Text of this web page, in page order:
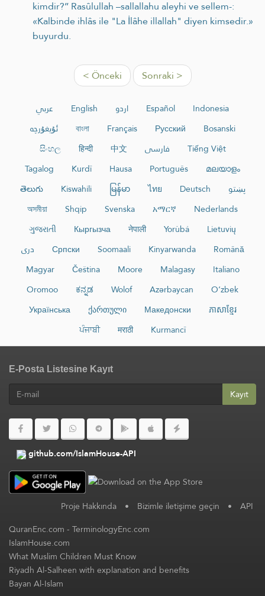
kimdir?’’ Rasûlullah –sallallahu aleyhi ve sellem-:
«Kalbinde ihlâs ile "La İlâhe illallah" diyen kimsedir.»
buyurdu.
< Önceki Sonraki >
عربي English اردو Español
Indonesia
ئۇيغۇرچە
বাংলা Français Русский
Bosanski
සිංහල
हिन्दी 中文 فارسی
Tiếng Việt
Tagalog
Kurdî Hausa Português
മലയാളം
తెలుగు
Kiswahili မြန်မာ ไทย Deutsch
پښتو
অসমীয়া
Shqip Svenska አማርኛ
Nederlands
ગુજરાતી
Кыргызча नेपाली Yorùbá
Lietuvių
دری
Српски Soomaali Kinyarwanda
Română
Magyar
Čeština Moore Malagasy
Italiano
Oromoo
ಕನ್ನಡ Wolof Azərbaycan
O‘zbek
Українська
ქართული Македонски
ភាសាខ្មែរ
ਪੰਜਾਬੀ
मराठी Kurmancî
E-Posta Listesine Kayıt
Kayıt
github.com/IslamHouse-API
Proje Hakkında • Bizimle iletişime geçin • API
QuranEnc.com-TerminologyEnc.com
IslamHouse.com
What Muslim Children Must Know
Riyadh Al-Salheen with explanation and benefits
Bayan Al-Islam